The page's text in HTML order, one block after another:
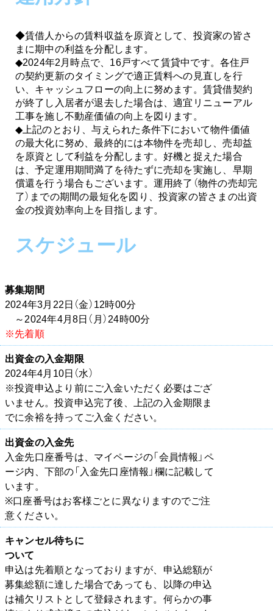
◆賃借人からの賃料収益を原資として、投資家の皆さ
まに期中の利益を分配します。
◆2024年2月時点で、16戸すべて賃貸中です。各住戸
の契約更新のタイミングで適正賃料への見直しを行
い、キャッシュフローの向上に努めます。賃貸借契約
が終了し入居者が退去した場合は、適宜リニューアル
工事を施し不動産価値の向上を図ります。
◆上記のとおり、与えられた条件下において物件価値
の最大化に努め、最終的には本物件を売却し、売却益
を原資として利益を分配します。好機と捉えた場合
は、予定運用期間満了を待たずに売却を実施し、早期
償還を行う場合もございます。運用終了（物件の売却完
了）までの期間の最短化を図り、投資家の皆さまの出資
金の投資効率向上を目指します。
スケジュール
募集期間
2024年3月22日（金）12時00分
～2024年4月8日（月）24時00分
※先着順
出資金の入金期限
2024年4月10日（水）
※投資申込より前にご入金いただく必要はござ
いません。投資申込完了後、上記の入金期限ま
でに余裕を持ってご入金ください。
出資金の入金先
入金先口座番号は、マイページの「会員情報」ペ
ージ内、下部の「入金先口座情報」欄に記載して
います。
※口座番号はお客様ごとに異なりますのでご注
意ください。
キャンセル待ちに
ついて
申込は先着順となっておりますが、申込総額が
募集総額に達した場合であっても、以降の申込
は補欠リストとして登録されます。何らかの事